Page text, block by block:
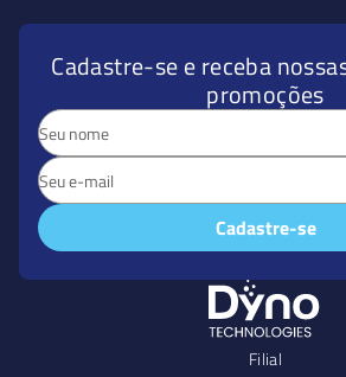
Cadastre-se e receba
promoções
Cadastre-se
Filial